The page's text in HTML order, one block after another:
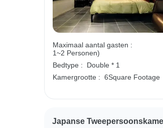
Maximaal aantal gasten :
1~2 Personen)
Bedtype :
Double * 1
Kamergrootte : 6Square Footage
Japanse